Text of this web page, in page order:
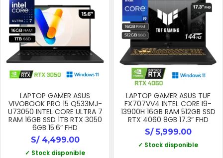
LAPTOP GAMER ASUS
VIVOBOOK PRO 15 Q533MJ-
U73050 INTEL CORE ULTRA 7
RAM 16GB SSD 1TB RTX 3050
6GB 15.6″ FHD
S/4,499.00
✓ Stock disponible
LAPTOP GAMER ASUS TUF
FX707VV4 INTEL CORE I9-
13900H 16GB RAM 512GB SSD
RTX 4060 8GB 17.3″ FHD
S/5,999.00
✓ Stock disponible